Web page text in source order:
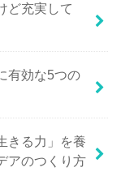
ど充実して
有効な5つの
きる力」を養
アのつくり方